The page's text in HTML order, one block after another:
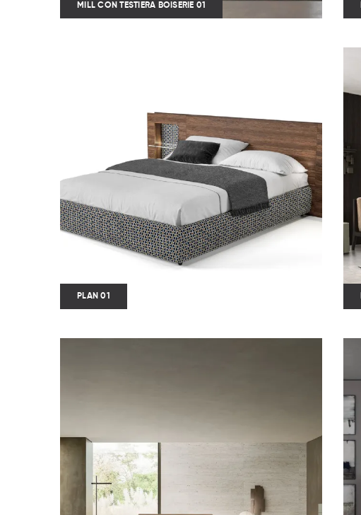
MILL CON TESTIERA BOISERIE 01
PLAN 01